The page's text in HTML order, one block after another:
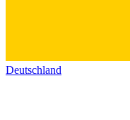
Deutschland